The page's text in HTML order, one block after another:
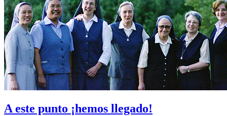
A este punto ¡hemos llegado!